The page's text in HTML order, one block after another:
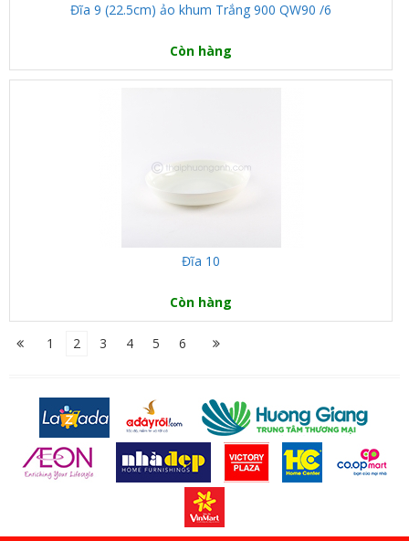
Đĩa 9 (22.5cm) ảo khum Trắng 900 QW90 /6
Còn hàng
Đĩa 10
Còn hàng
1 2 3 4 5 6